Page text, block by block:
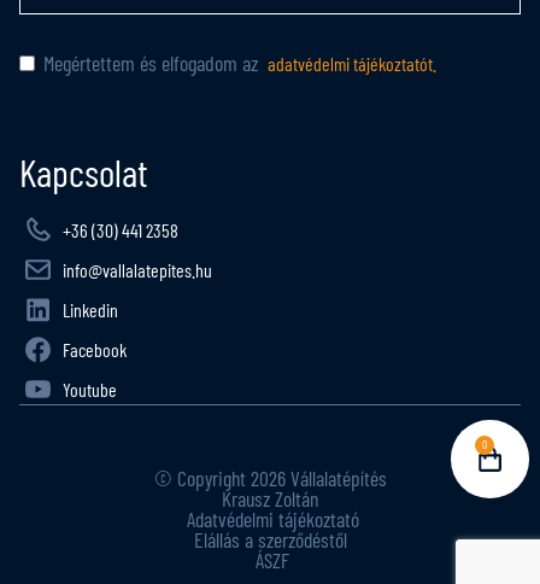
0
Megértettem és elfogadom az adatvédelmi tájékoztatót.
Kapcsolat
+36 (30) 441 2358
info@vallalatepites.hu
Linkedin
Facebook
Youtube
© Copyright 2026 Vállalatépítés
Krausz Zoltán
Adatvédelmi tájékoztató
Elállás a szerződéstől
ÁSZF